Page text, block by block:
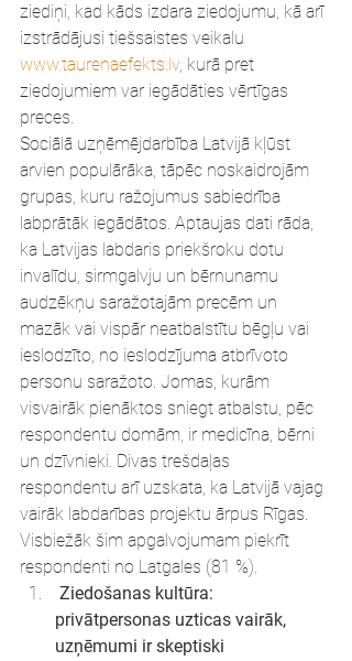
ziediņi, kad kāds izdara ziedojumu, kā arī
izstrādājusi tiešsaistes veikalu
www.taurenaefekts.lv, kurā pret
ziedojumiem var iegādāties vērtīgas
preces.
Sociālā uzņēmējdarbība Latvijā kļūst
arvien populārāka, tāpēc noskaidrojām
grupas, kuru ražojumus sabiedrība
labprātāk iegādātos. Aptaujas dati rāda,
ka Latvijas labdaris priekšroku dotu
invalīdu, sirmgalvju un bērnunamu
audzēkņu saražotajām precēm un
mazāk vai vispār neatbalstītu bēgļu vai
ieslodzīto, no ieslodzījuma atbrīvoto
personu saražoto. Jomas, kurām
visvairāk pienāktos sniegt atbalstu, pēc
respondentu domām, ir medicīna, bērni
un dzīvnieki. Divas trešdaļas
respondentu arī uzskata, ka Latvijā vajag
vairāk labdarības projektu ārpus Rīgas.
Visbiežāk šim apgalvojumam piekrīt
respondenti no Latgales (81 %).
privātpersonas uzticas vairāk,
uzņēmumi ir skeptiski